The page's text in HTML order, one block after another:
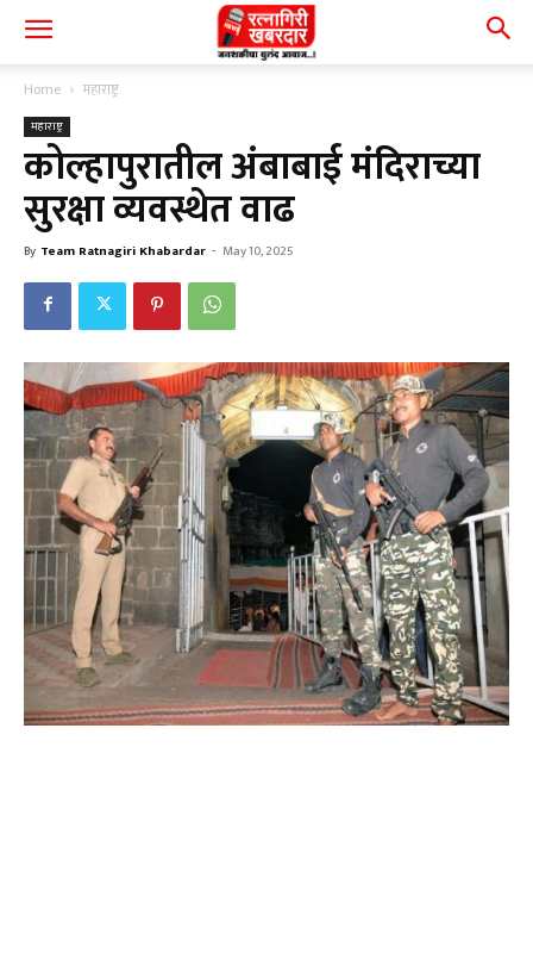
Home महाराष्ट्र
महाराष्ट्र
कोल्हापुरातील अंबाबाई मंदिराच्या
सुरक्षा व्यवस्थेत वाढ
By Team Ratnagiri Khabardar - May 10, 2025